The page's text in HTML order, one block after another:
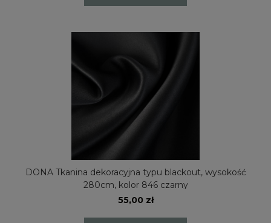
DONA Tkanina dekoracyjna typu blackout, wysokość
280cm, kolor 846 czarny
55,00 zł